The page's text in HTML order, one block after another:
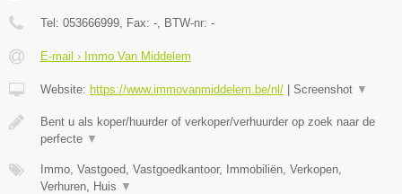
Tel: 053666999 , Fax: - , BTW-nr: -
E-mail › Immo Van Middelem
Website: https://www.immovanmiddelem.be/nl/ Screenshot ▼
Bent u als koper/huurder of verkoper/verhuurder op zoek naar de
perfecte ▼
Immo, Vastgoed, Vastgoedkantoor, Immobiliën, Verkopen,
Verhuren, Huis ▼